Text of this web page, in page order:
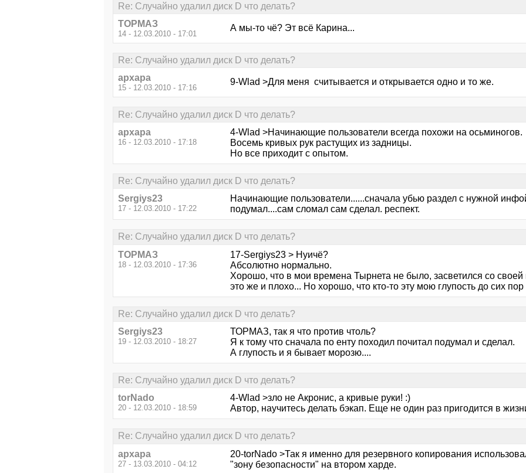
Re: Случайно удалил диск D что делать?
ТОРМАЗ
14 - 12.03.2010 - 17:01
А мы-то чё? Эт всё Карина...
Re: Случайно удалил диск D что делать?
архара
15 - 12.03.2010 - 17:16
9-Wlad >Для меня считывается и открывается одно и то же.
Re: Случайно удалил диск D что делать?
архара
16 - 12.03.2010 - 17:18
4-Wlad >Начинающие пользователи всегда похожи на осьминогов.
Восемь кривых рук растущих из задницы.
Но все приходит с опытом.
Re: Случайно удалил диск D что делать?
Sergiys23
17 - 12.03.2010 - 17:22
Начинающие пользователи......сначала убью раздел с нужной
подумал....сам сломал сам сделал. респект.
Re: Случайно удалил диск D что делать?
ТОРМАЗ
18 - 12.03.2010 - 17:36
17-Sergiys23 > Нуичё?
Абсолютно нормально.
Хорошо, что в мои времена Тырнета не было, засветился со своей
это же и плохо... Но хорошо, что кто-то эту мою глупость до сих
Re: Случайно удалил диск D что делать?
Sergiys23
19 - 12.03.2010 - 18:27
ТОРМАЗ, так я что против чтоль?
Я к тому что сначала по енту походил почитал подумал и сделал.
А глупость и я бывает морозю....
Re: Случайно удалил диск D что делать?
torNado
20 - 12.03.2010 - 18:59
4-Wlad >зло не Акронис, а кривые руки! :)
Автор, научитесь делать бэкап. Еще не один раз пригодится в
Re: Случайно удалил диск D что делать?
архара
27 - 13.03.2010 - 04:12
20-torNado >Так я именно для резервного копирования
"зону безопасности" на втором харде.